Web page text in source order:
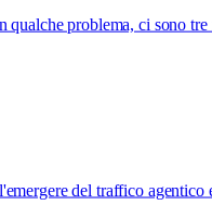
qualche problema, ci sono
del traffico